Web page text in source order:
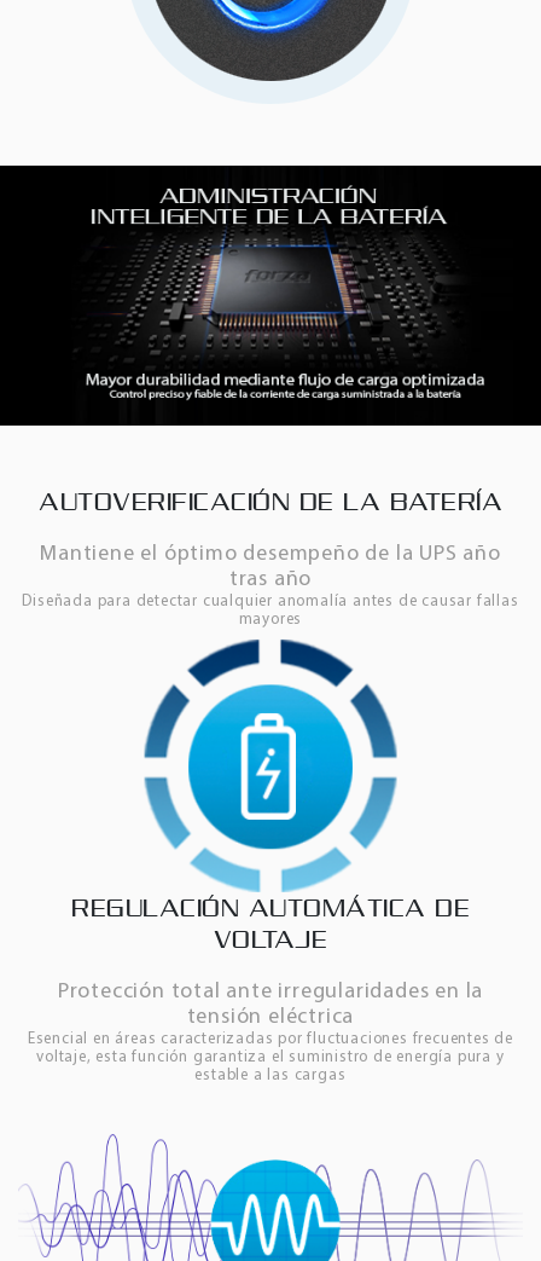
AUTOVERIFICACIÓN DE LA BATERÍA
Mantiene el óptimo desempeño de la UPS año
tras año
Diseñada para detectar cualquier anomalía antes de causar fallas
mayores
REGULACIÓN AUTOMÁTICA DE
VOLTAJE
Protección total ante irregularidades en la
tensión eléctrica
Esencial en áreas caracterizadas por fluctuaciones frecuentes de
voltaje, esta función garantiza el suministro de energía pura y
estable a las cargas